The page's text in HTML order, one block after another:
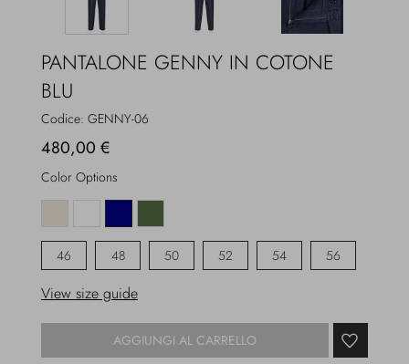
PANTALONE GENNY IN COTONE
BLU
Codice: GENNY-06
480,00 €
Color Options
46 48 50 52 54 56
View size guide
AGGIUNGI AL CARRELLO